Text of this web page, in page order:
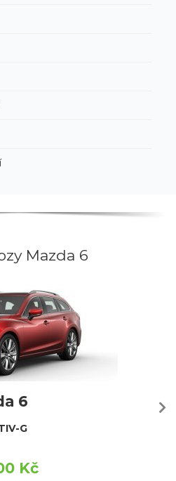
Mazda 6
6
G
Kč